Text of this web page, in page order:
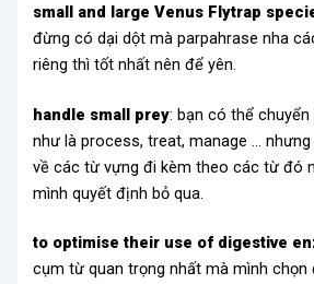
small and large Venus Flytrap
đừng có dại dột mà parpahrase nha
riêng thì tốt nhất nên để yên.
handle small prey: bạn có thể
như là process, treat, manage …
về các từ vựng đi kèm theo các từ đó
mình quyết định bỏ qua.
to optimise their use of digestive
cụm từ quan trọng nhất mà mình chọn